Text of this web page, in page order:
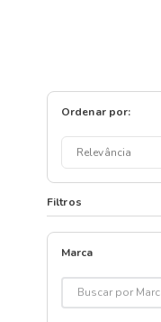
Relevância
Filtros
Marca